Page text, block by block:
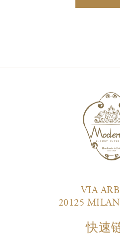
VIA
20125
快速